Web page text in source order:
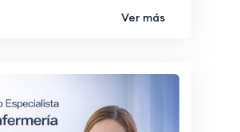
Ver más